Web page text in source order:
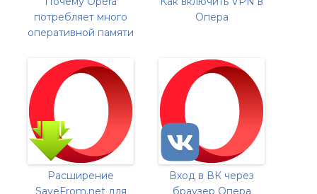
потребляет много
оперативной памяти
Опера
Расширение
SaveFrom.net для
Вход в ВК через
браузер Опера